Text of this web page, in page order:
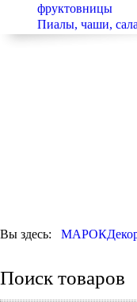
фруктовницы
Пиалы, чаши,
Вы здесь:
Поиск товаров